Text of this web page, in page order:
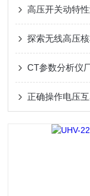
探索无线高压
CT参数分析仪
正确操作电压